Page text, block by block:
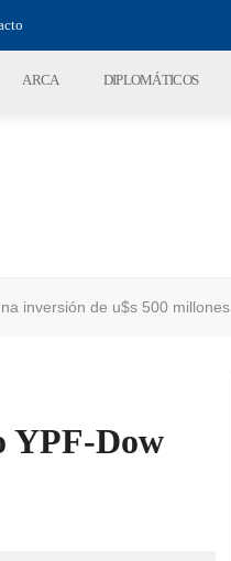
ARCA DIPLOMÁTICOS
inversión de u$s 500 millones
YPF-Dow